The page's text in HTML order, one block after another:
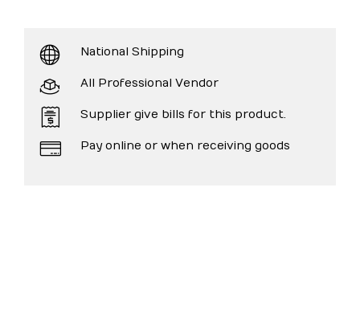
National Shipping
All Professional Vendor
Supplier give bills for this product.
Pay online or when receiving goods